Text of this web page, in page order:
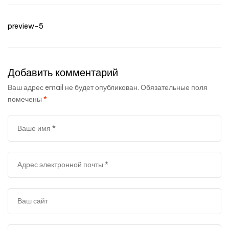
Навигация
по
записям
preview-5
Добавить комментарий
Ваш адрес email не будет опубликован. Обязательные поля
помечены *